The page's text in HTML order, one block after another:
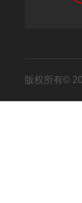
版权所有©